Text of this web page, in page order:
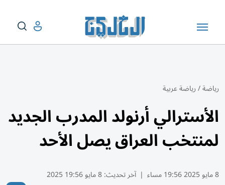
رياضة/رياضة عربية
الأسترالي أرنولد المدرب الجديد
لمنتخب العراق يصل الأحد
8 مايو 2025 19:56 مساء | آخر تحديث:8 مايو 19:56 2025